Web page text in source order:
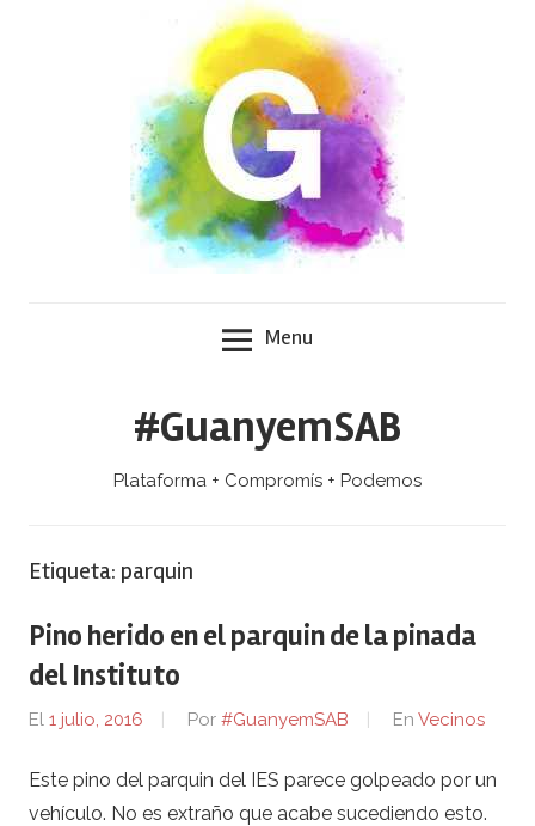
Menu
#GuanyemSAB
Plataforma + Compromís + Podemos
Etiqueta: parquin
Pino herido en el parquin de la pinada
del Instituto
El 1 julio, 2016 Por #GuanyemSAB En Vecinos
Este pino del parquin del IES parece golpeado por un
vehículo. No es extraño que acabe sucediendo esto.